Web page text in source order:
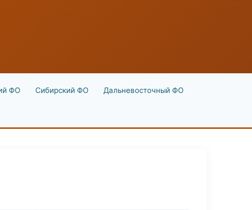
ФО Сибирский ФО Дальневосточный ФО